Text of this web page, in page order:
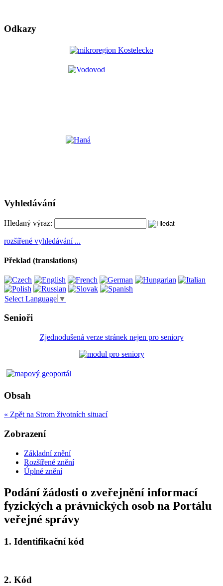
Odkazy
Vyhledávání
Hledaný výraz:
rozšířené vyhledávání ...
Překlad (translations)
Select Language ▼
Senioři
Zjednodušená verze stránek nejen pro seniory
Obsah
« Zpět na Strom životních situací
Zobrazení
Základní znění
Rozšířené znění
Úplné znění
Podání žádosti o zveřejnění informací
fyzických a právnických osob na Portálu
veřejné správy
1. Identifikační kód
2. Kód